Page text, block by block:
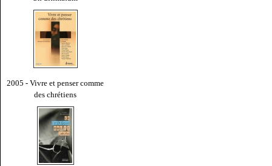
2005 - Vivre et penser comme
des chrétiens